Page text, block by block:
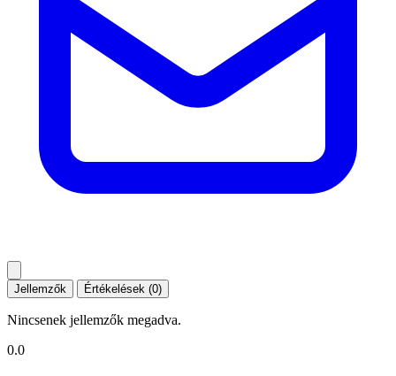
Jellemzők Értékelések (0)
Nincsenek jellemzők megadva.
0.0